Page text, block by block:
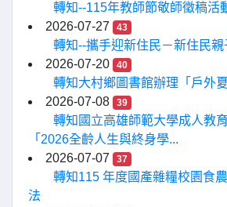
轉知--115年教師節敬師徵稿活
2026-07-27
43
轉知--攜手迎新住民－新住民親
2026-07-20
40
轉知大村鄉圖書館辦理「戶外
2026-07-08
39
轉知國立高雄師範大學成人教
「2026全齡人生與終身學...
2026-07-07
37
轉知115 年度國產雜糧校園食
法